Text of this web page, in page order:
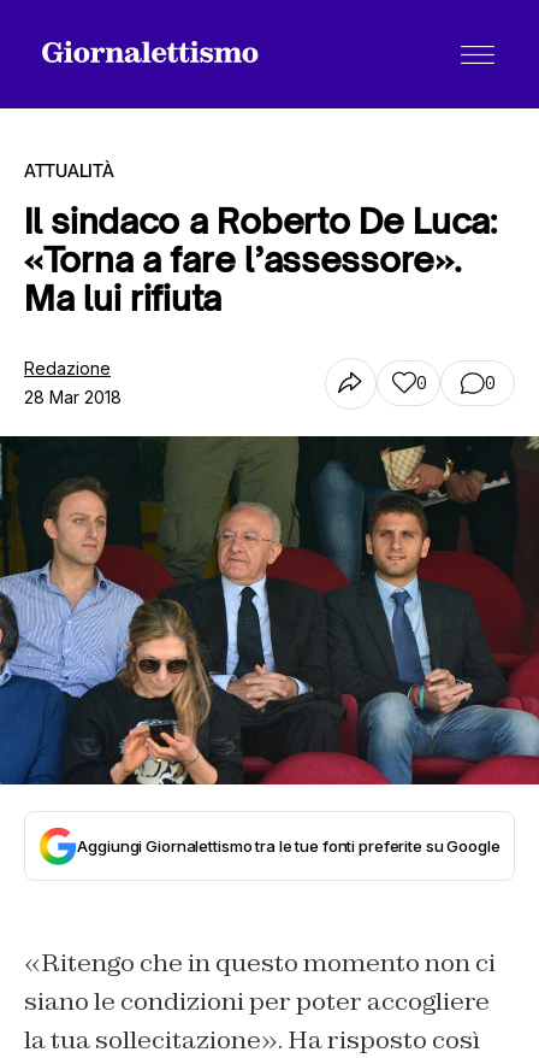
Tutti gli articoli
Chi siamo
ATTUALITÀ
Il sindaco a Roberto De Luca:
«Torna a fare l’assessore».
Ma lui rifiuta
Redazione
28 Mar 2018
0 0
Aggiungi Giornalettismo tra le tue fonti preferite su Google
«Ritengo che in questo momento non ci
siano le condizioni per poter accogliere
la tua sollecitazione». Ha risposto così